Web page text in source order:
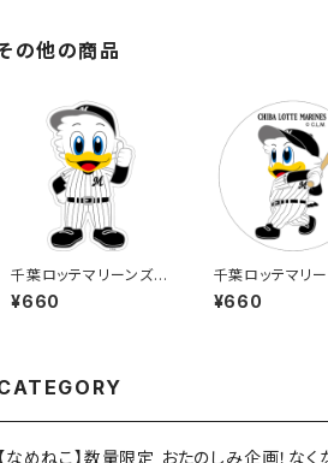
の他の商品
千葉ロッテマリーンズス
テッカー13（大）
¥660
千葉ロッテマリ
テッカー8（大）
¥660
【なめねこ】数量限定 おたのしみ企画！な